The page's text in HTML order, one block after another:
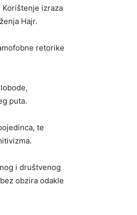
izraza
Hajr.
retorike
puta.
te
i društvenog
obzira odakle